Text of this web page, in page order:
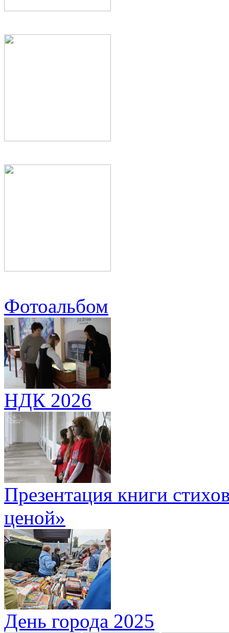
Фотоальбом
НДК 2026
Презентация книги
ценой»
День города 2025